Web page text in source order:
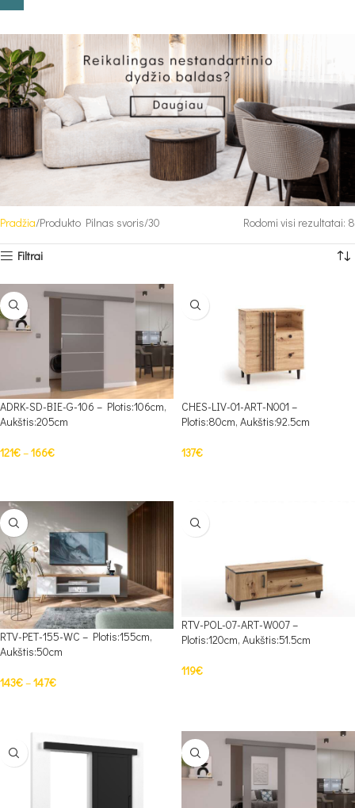
Pradžia Produkto Pilnas svoris 30 Rodomi visi rezultatai: 8
Filtrai
ADRK-SD-BIE-G-106 – Plotis:106cm,
Aukštis:205cm
121€–166€
CHES-LIV-01-ART-N001 –
Plotis:80cm, Aukštis:92.5cm
137€
RTV-PET-155-WC – Plotis:155cm,
Aukštis:50cm
143€–147€
RTV-POL-07-ART-W007 –
Plotis:120cm, Aukštis:51.5cm
119€